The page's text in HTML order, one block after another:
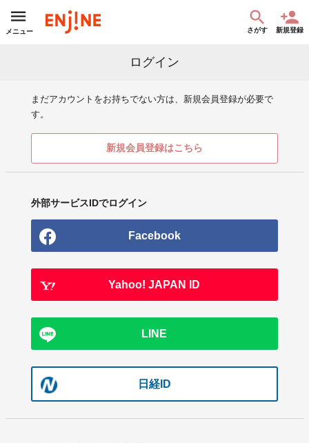
メニュー さがす 新規登録
ログイン
まだアカウントをお持ちでない方は、新規会員登録が必要で
す。
新規会員登録はこちら
外部サービスIDでログイン
Facebook
Yahoo! JAPAN ID
LINE
日経ID